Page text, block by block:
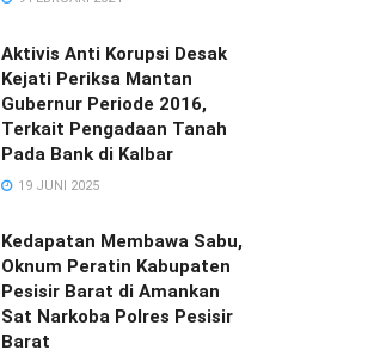
Aktivis Anti Korupsi Desak
Kejati Periksa Mantan
Gubernur Periode 2016,
Terkait Pengadaan Tanah
Pada Bank di Kalbar
19 JUNI 2025
Kedapatan Membawa Sabu,
Oknum Peratin Kabupaten
Pesisir Barat di Amankan
Sat Narkoba Polres Pesisir
Barat